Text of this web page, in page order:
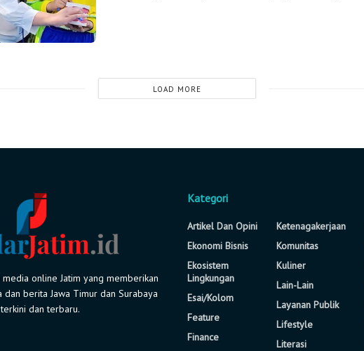
LOAD MORE
media online Jatim yang memberikan
berita Jawa Timur dan Surabaya
terkini dan terbaru.
Kategori
Artikel Dan Opini
Ekonomi Bisnis
Ekosistem
Lingkungan
Esai/Kolom
Feature
Finance
Ketenagakerjaan
Komunitas
Kuliner
Lain-Lain
Layanan Publik
Lifestyle
Literasi